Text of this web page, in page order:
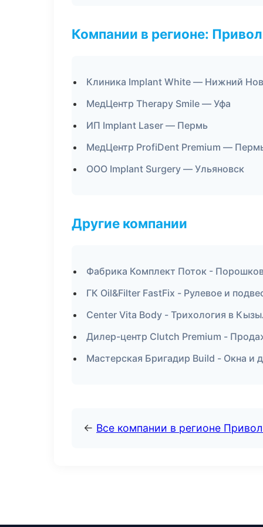
Компании в регионе:
Клиника Implant White — Нижний
МедЦентр Therapy Smile — Уфа
ИП Implant Laser — Пермь
МедЦентр ProfiDent Premium —
ООО Implant Surgery — Ульяновск
Другие компании
Фабрика Комплект Поток -
ГК Oil&Filter FastFix - Рулевое и
Center Vita Body - Трихология в
Дилер-центр Clutch Premium -
Мастерская Бригадир Build - Окна и
← Все компании в регионе